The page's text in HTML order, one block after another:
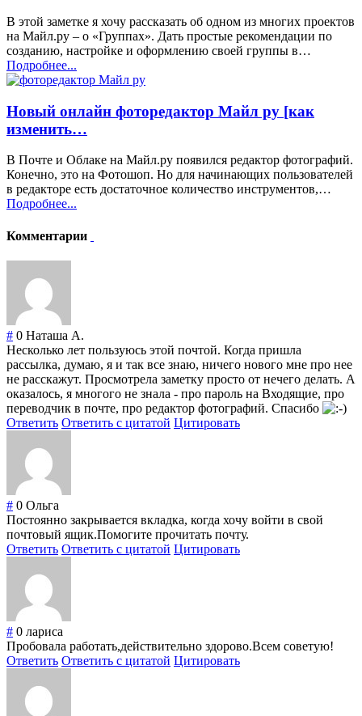
В этой заметке я хочу рассказать об одном из многих проектов
на Майл.ру – о «Группах». Дать простые рекомендации по
созданию, настройке и оформлению своей группы в…
Подробнее...
Новый онлайн фоторедактор Майл ру [как
изменить…
В Почте и Облаке на Майл.ру появился редактор фотографий.
Конечно, это на Фотошоп. Но для начинающих пользователей
в редакторе есть достаточное количество инструментов,…
Подробнее...
Комментарии
# 0 Наташа А.
Несколько лет пользуюсь этой почтой. Когда пришла
рассылка, думаю, я и так все знаю, ничего нового мне про нее
не расскажут. Просмотрела заметку просто от нечего делать. А
оказалось, я многого не знала - про пароль на Входящие, про
переводчик в почте, про редактор фотографий. Спасибо
Ответить Ответить с цитатой Цитировать
# 0 Ольга
Постоянно закрывается вкладка, когда хочу войти в свой
почтовый ящик.Помогите прочитать почту.
Ответить Ответить с цитатой Цитировать
# 0 лариса
Пробовала работать,действительно здорово.Всем советую!
Ответить Ответить с цитатой Цитировать